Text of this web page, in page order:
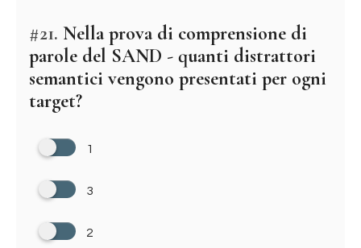
#21. Nella prova di comprensione di
parole del SAND - quanti distrattori
semantici vengono presentati per ogni
target?
1
3
2